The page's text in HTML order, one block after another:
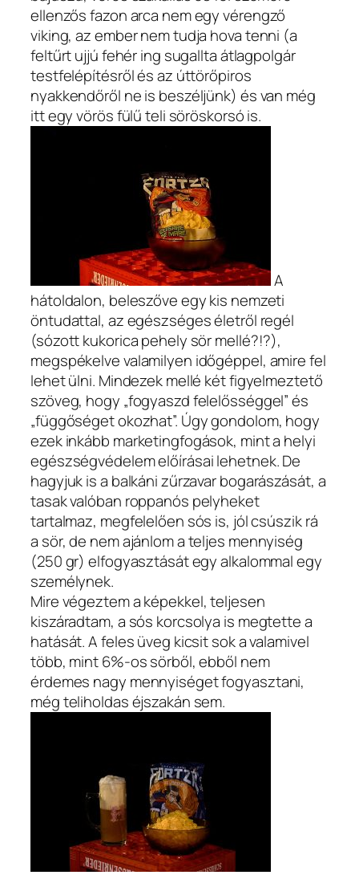
ellenzős fazon arca nem egy vérengző
viking, az ember nem tudja hova tenni (a
feltűrt ujjú fehér ing sugallta átlagpolgár
testfelépítésről és az úttörőpiros
nyakkendőről ne is beszéljünk) és van még
itt egy vörös fülű teli söröskorsó is.
A
hátoldalon, beleszőve egy kis nemzeti
öntudattal, az egészséges életről regél
(sózott kukorica pehely sör mellé?!?),
megspékelve valamilyen időgéppel, amire fel
lehet ülni. Mindezek mellé két figyelmeztető
szöveg, hogy „fogyaszd felelősséggel” és
„függőséget okozhat”. Úgy gondolom, hogy
ezek inkább marketingfogások, mint a helyi
egészségvédelem előírásai lehetnek. De
hagyjuk is a balkáni zűrzavar bogarászását, a
tasak valóban roppanós pelyheket
tartalmaz, megfelelően sós is, jól csúszik rá
a sör, de nem ajánlom a teljes mennyiség
(250 gr) elfogyasztását egy alkalommal egy
személynek.
Mire végeztem a képekkel, teljesen
kiszáradtam, a sós korcsolya is megtette a
hatását. A feles üveg kicsit sok a valamivel
több, mint 6%-os sörből, ebből nem
érdemes nagy mennyiséget fogyasztani,
még teliholdas éjszakán sem.